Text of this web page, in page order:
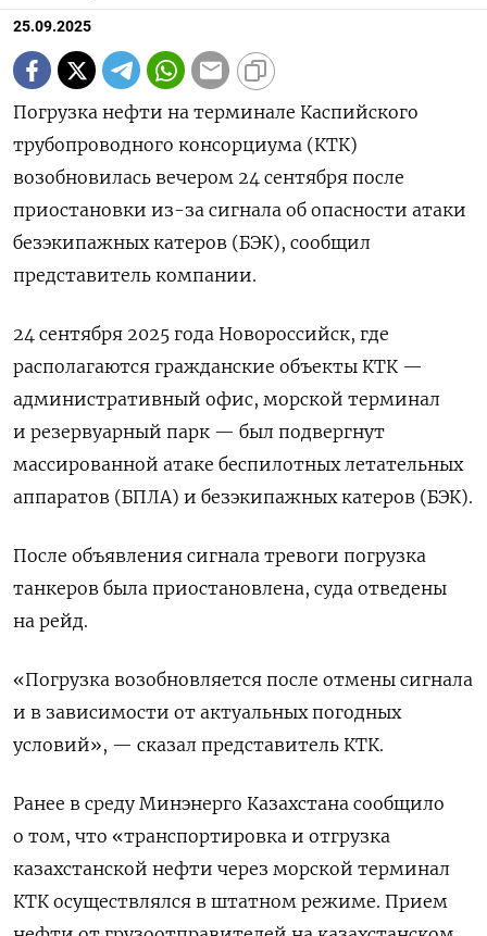
25.09.2025
Погрузка нефти на терминале Каспийского
трубопроводного консорциума (КТК)
возобновилась вечером 24 сентября после
приостановки из-за сигнала об опасности атаки
безэкипажных катеров (БЭК), сообщил
представитель компании.
24 сентября 2025 года Новороссийск, где
располагаются гражданские объекты КТК —
административный офис, морской терминал
и резервуарный парк — был подвергнут
массированной атаке беспилотных летательных
аппаратов (БПЛА) и безэкипажных катеров (БЭК).
После объявления сигнала тревоги погрузка
танкеров была приостановлена, суда отведены
на рейд.
«Погрузка возобновляется после отмены сигнала
и в зависимости от актуальных погодных
условий», — сказал представитель КТК.
Ранее в среду Минэнерго Казахстана сообщило
о том, что «транспортировка и отгрузка
казахстанской нефти через морской терминал
КТК осуществлялся в штатном режиме. Прием